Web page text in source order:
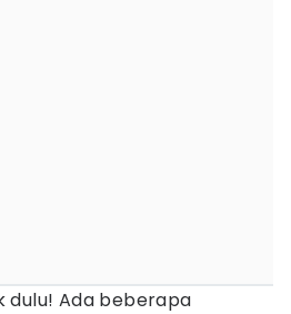
dulu! Ada beberapa